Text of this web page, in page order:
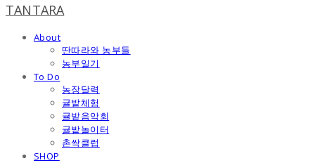
TANTARA
About
딴따라와 농부들
농부일기
To Do
농장달력
귤밭체험
귤밭음악회
귤밭놀이터
촌싹클럽
SHOP